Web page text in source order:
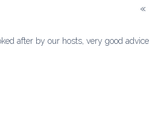
«
after by our hosts, very good